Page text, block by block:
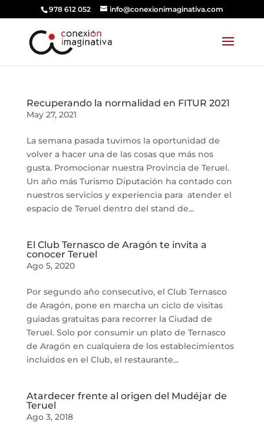
978 612 052 info@conexionimaginativa.com
Recuperando la normalidad en FITUR 2021
May 27, 2021
La semana pasada tuvimos la oportunidad de
volver a hacer una de las cosas que más nos
gusta. Promocionar nuestra Provincia de Teruel.
Un año más Turismo Diputación ha contado con
nuestros servicios y experiencia para atender el
espacio de Teruel dentro del stand de...
El Club Ternasco de Aragón te invita a
conocer Teruel
Ago 5, 2020
Por segundo año consecutivo, el Club Ternasco
de Aragón, pone en marcha un ciclo de visitas
guiadas gratuitas para recorrer la Ciudad de
Teruel. Solo por consumir un plato de Ternasco
de Aragón en cualquiera de los establecimientos
incluidos en el Club, el restaurante...
Atardecer frente al origen del Mudéjar de
Teruel
Ago 3, 2018